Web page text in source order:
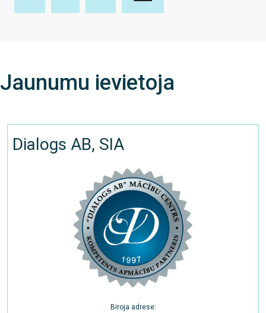
Jaunumu ievietoja
Dialogs AB, SIA
Biroja adrese: